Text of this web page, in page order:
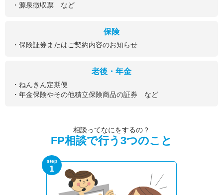
・源泉徴収票 など
保険
・保険証券またはご契約内容のお知らせ
老後・年金
・ねんきん定期便
・年金保険やその他積立保険商品の証券 など
相談ってなにをするの？
FP相談で行う3つのこと
step
1